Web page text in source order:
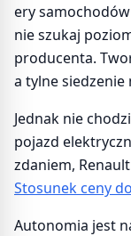
ery
nie szukaj
producenta.
a tylne
Jednak nie
pojazd
zdaniem,
Stosunek ceny
Autonomia jest